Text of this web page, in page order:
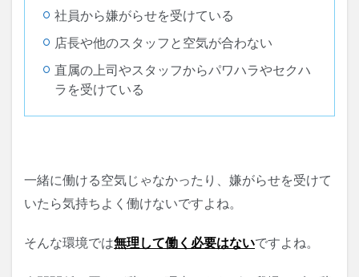
社員から嫌がらせを受けている
店長や他のスタッフと空気が合わない
直属の上司やスタッフからパワハラやセクハ
ラを受けている
一緒に働ける空気じゃなかったり、 嫌がらせを受けて
いたら気持ちよく働けないですよね。
そんな環境では無理して働く必要はないですよね。